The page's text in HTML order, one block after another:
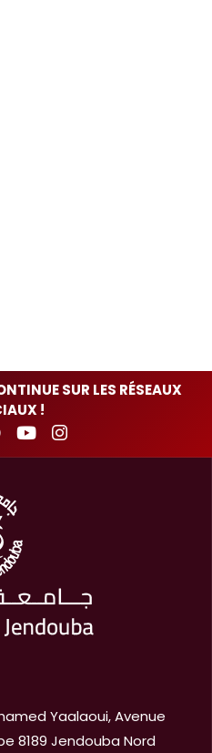
SUR LES RÉSEAUX
!
Yaalaoui, Avenue
8189 Jendouba Nord